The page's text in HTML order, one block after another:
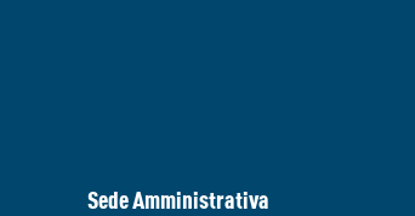
Sede Amministrativa